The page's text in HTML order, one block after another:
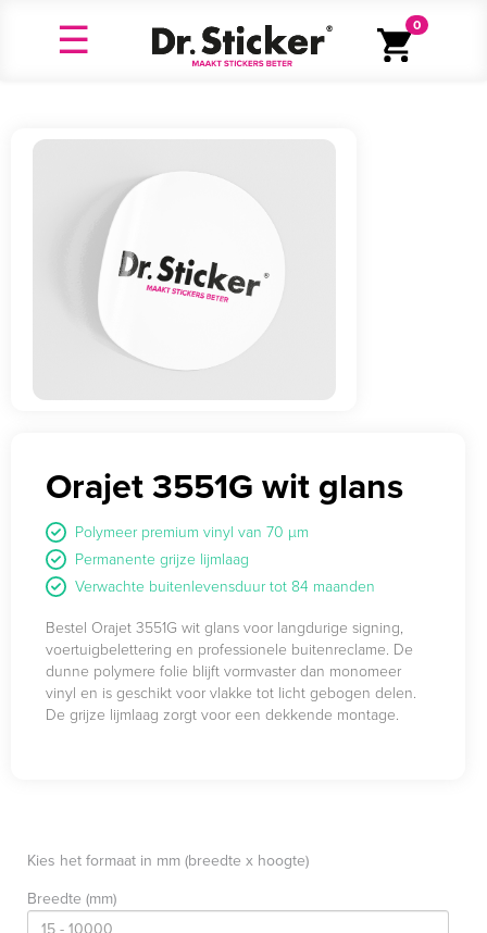
0
Orajet 3551G wit glans
Polymeer premium vinyl van 70 µm
Permanente grijze lijmlaag
Verwachte buitenlevensduur tot 84 maanden
Bestel Orajet 3551G wit glans voor langdurige signing,
voertuigbelettering en professionele buitenreclame. De
dunne polymere folie blijft vormvaster dan monomeer
vinyl en is geschikt voor vlakke tot licht gebogen delen.
De grijze lijmlaag zorgt voor een dekkende montage.
Kies het formaat in mm (breedte x hoogte)
Breedte (mm)